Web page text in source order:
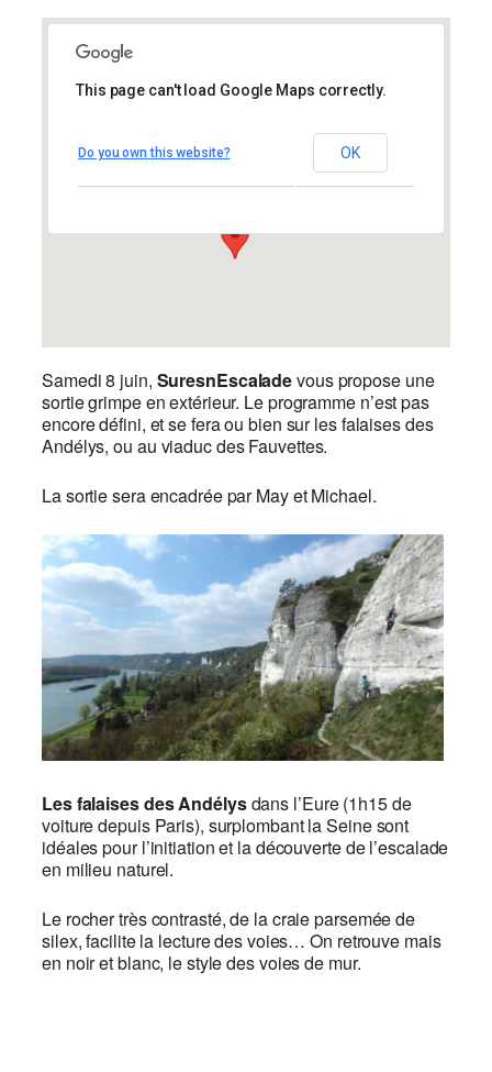
Les Andelys
8-20 Route des Andelys – Les Andelys
Évènements
This page can't load Google Maps correctly.
Do you own this website? OK
Samedi 8 juin, SuresnEscaladevous propose une
sortie grimpe en extérieur. Le programme n’est pas
encore défini, et se fera ou bien sur les falaises des
Andélys, ou au viaduc des Fauvettes.
La sortie sera encadrée par May et Michael.
Les falaises des Andélysdans l’Eure (1h15 de
voiture depuis Paris), surplombant la Seine sont
idéales pour l’initiation et la découverte de l’escalade
en milieu naturel.
Le rocher très contrasté, de la craie parsemée de
silex, facilite la lecture des voies… On retrouve mais
en noir et blanc, le style des voies de mur.